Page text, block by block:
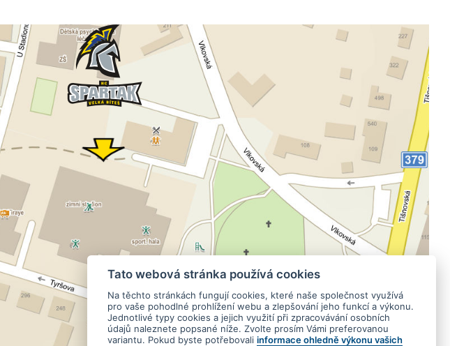
Tato webová stránka používá cookies
Na těchto stránkách fungují cookies, které naše společnost využívá
pro vaše pohodlné prohlížení webu a zlepšování jeho funkcí a výkonu.
Jednotlivé typy cookies a jejich využití při zpracovávání osobních
údajů naleznete popsané níže. Zvolte prosím Vámi preferovanou
variantu. Pokud byste potřebovali informace ohledně výkonu vašich